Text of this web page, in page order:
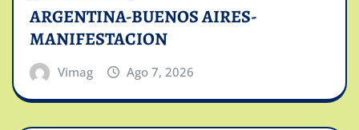
ARGENTINA-BUENOS AIRES-
MANIFESTACION
Vimag Ago 7, 2026